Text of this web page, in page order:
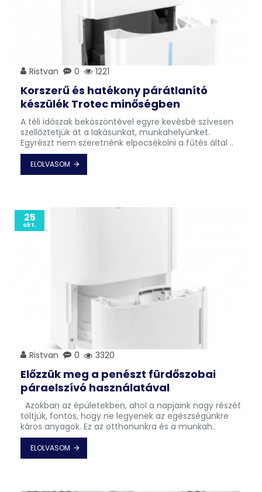
Ristvan 0 1221
Korszerű és hatékony párátlanító
készülék Trotec minőségben
A téli időszak beköszöntével egyre kevésbé szívesen
szellőztetjük át a lakásunkat, munkahelyünket.
Egyrészt nem szeretnénk elpocsékolni a fűtés által ..
ELOLVASOM
25
okt.
Ristvan 0 3320
Előzzük meg a penészt fürdőszobai
páraelszívó használatával
Azokban az épületekben, ahol a napjaink nagy részét
töltjük, fontos, hogy ne legyenek az egészségünkre
káros anyagok. Ez az otthonunkra és a munkah..
ELOLVASOM